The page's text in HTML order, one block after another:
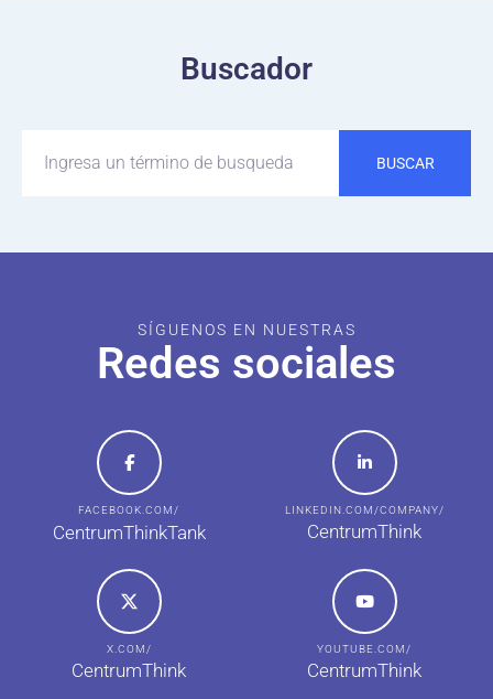
Buscador
BUSCAR
SÍGUENOS EN NUESTRAS
Redes sociales
FACEBOOK.COM/
CentrumThinkTank
LINKEDIN.COM/COMPANY/
CentrumThink
X.COM/
CentrumThink
YOUTUBE.COM/
CentrumThink